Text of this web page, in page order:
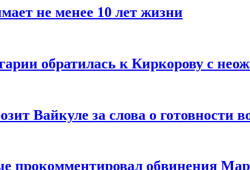
не менее 10 лет жизни
обратилась к Киркорову с
Вайкуле за слова о готовности
прокомментировал обвинения